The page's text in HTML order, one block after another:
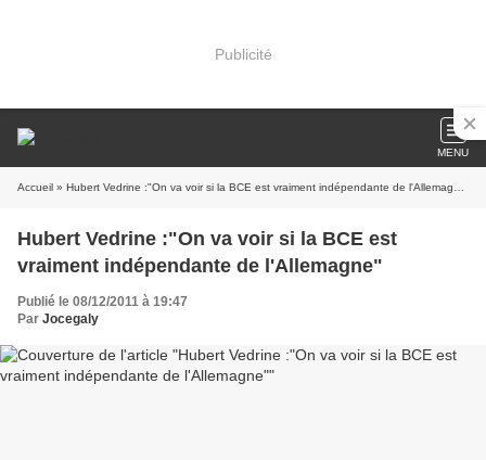
Publicité
MENU
Accueil » Hubert Vedrine :"On va voir si la BCE est vraiment indépendante de l'Allemagne"
Hubert Vedrine :"On va voir si la BCE est
vraiment indépendante de l'Allemagne"
Publié le 08/12/2011 à 19:47
Par Jocegaly